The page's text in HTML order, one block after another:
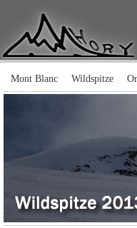
Mont Blanc Wildspitze